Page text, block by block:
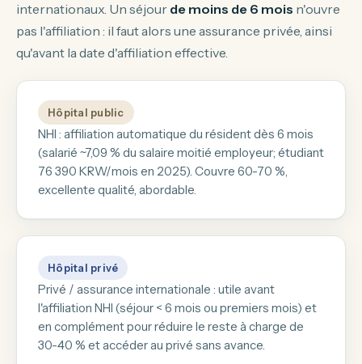
internationaux. Un séjour de moins de 6 mois n'ouvre
pas l'affiliation : il faut alors une assurance privée, ainsi
qu'avant la date d'affiliation effective.
Hôpital public
NHI : affiliation automatique du résident dès 6 mois
(salarié ~7,09 % du salaire moitié employeur; étudiant
76 390 KRW/mois en 2025). Couvre 60-70 %,
excellente qualité, abordable.
Hôpital privé
Privé / assurance internationale : utile avant
l'affiliation NHI (séjour < 6 mois ou premiers mois) et
en complément pour réduire le reste à charge de
30-40 % et accéder au privé sans avance.